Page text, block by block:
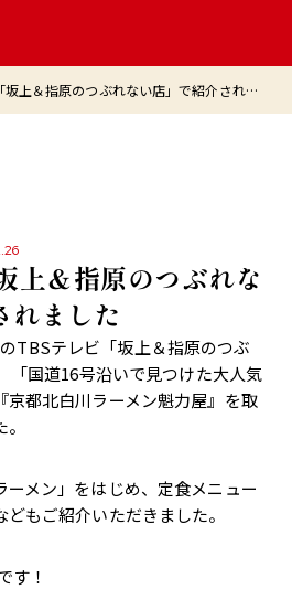
TBSテレビ「坂上＆指原のつぶれない店」で紹介されました
上＆指原のつぶれな
れました
TBSテレビ「坂上＆指原のつぶ
「国道16号沿いで見つけた大人気
京都北白川ラーメン魁力屋』を取
メン」をはじめ、定食メニュー
どもご紹介いただきました。
す！